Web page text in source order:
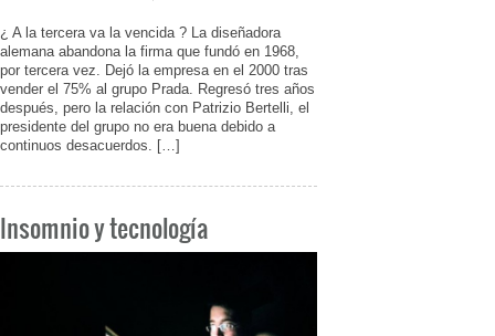
¿ A la tercera va la vencida ? La diseñadora
alemana abandona la firma que fundó en 1968,
por tercera vez. Dejó la empresa en el 2000 tras
vender el 75% al grupo Prada. Regresó tres años
después, pero la relación con Patrizio Bertelli, el
presidente del grupo no era buena debido a
continuos desacuerdos. […]
Insomnio y tecnología